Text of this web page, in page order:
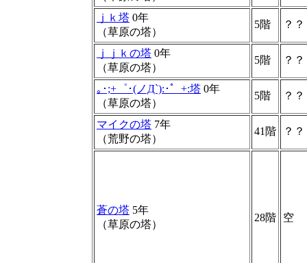
ｊｋ塔 0年
（草原の塔）
5階 ？
ｊｊｋの塔 0年
（草原の塔）
5階 ？
｡･;+゜･(ノД`):･゜+:塔 0年
（草原の塔）
5階 ？
マイクの塔 7年
（荒野の塔）
41階 ？
蒼の塔 5年
（草原の塔）
28階 空